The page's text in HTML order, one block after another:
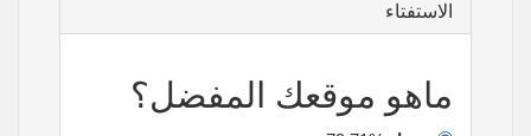
الاستفتاء
ماهو موقعك المفضل؟